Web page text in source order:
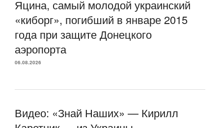
Яцина, самый молодой украинский
«киборг», погибший в январе 2015
года при защите Донецкого
аэропорта
06.08.2026
Видео: «Знай Наших» — Кирилл